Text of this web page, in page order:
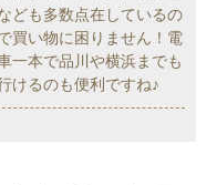
ども多数点在しているの
買い物に困りません！電
一本で品川や横浜までも
けるのも便利ですね♪